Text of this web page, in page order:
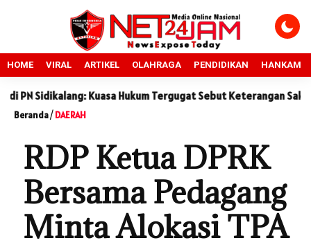
HOME VIRAL ARTIKEL OLAHRAGA PENDIDIKAN HANKAM
Kuasa Hukum Tergugat Sebut Keterangan Saksi
Beranda/DAERAH
RDP Ketua DPRK
Bersama Pedagang
Minta Alokasi TPA